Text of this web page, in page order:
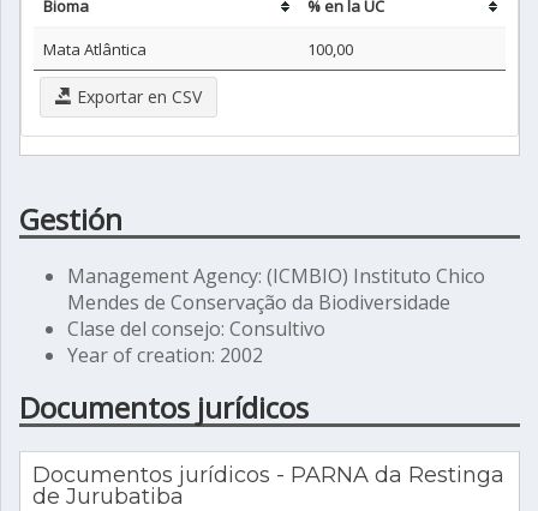
Bioma
% en la UC
Mata Atlântica
100,00
Exportar en CSV
Gestión
Management Agency: (ICMBIO) Instituto Chico
Mendes de Conservação da Biodiversidade
Clase del consejo: Consultivo
Year of creation: 2002
Documentos jurídicos
Documentos jurídicos - PARNA da Restinga
de Jurubatiba